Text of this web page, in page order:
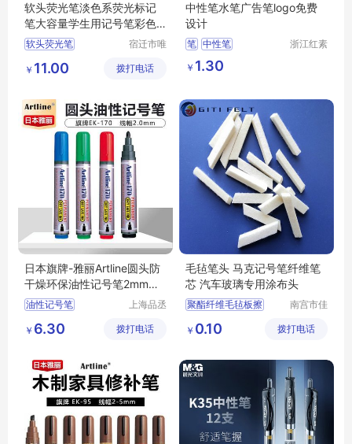
软头荧光笔淡色系荧光标记
笔大容量学生用记号笔彩色
划重点做笔记
软头荧光笔
荧光笔套装
宿迁市唯
有限公司
￥ 11.00 拨打电话
中性笔水笔广告笔logo免费
设计
笔 中性笔
浙江红素
￥ 1.30
日本旗牌-雅丽Artline圆头防
干燥环保油性记号笔2mm线
幅 EK-170
油性记号笔
环保型记号笔
上海品丞
公司
￥ 6.30 拨打电话
毛毡笔头 马克记号笔纤维笔
芯 汽车玻璃专用涂布头
聚酯纤维毛毡板擦
纤维笔头笔尖
南宫市佳
品有限公
￥ 0.10 拨打电话